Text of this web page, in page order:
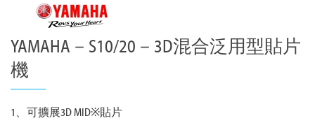
YAMAHA－S10/20－3D混合泛用型貼片
機
1、可擴展3D MID※貼片